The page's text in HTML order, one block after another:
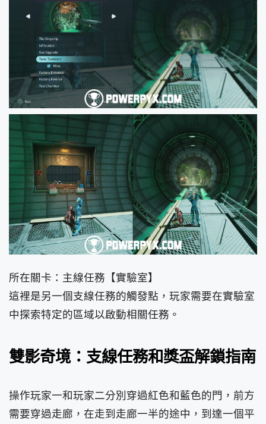
所在關卡：主線任務【實驗室】
這裡是另一個支線任務的觸發點，玩家需要在實驗室
中探索特定的區域以啟動相關任務。
雙影奇境：支線任務和獎盃解鎖指南
操作玩家一和玩家二分別穿過紅色和藍色的門，前方
需要穿過走廊，在走到走廊一半的途中，到達一個平